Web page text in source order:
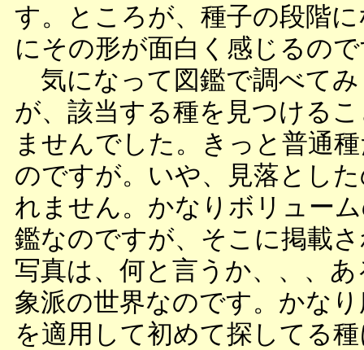
す。ところが、種子の段階
にその形が面白く感じるの
気になって図鑑で調べて
が、該当する種を見つける
ませんでした。きっと普通
のですが。いや、見落とし
れません。かなりボリュー
鑑なのですが、そこに掲載
写真は、何と言うか、、、あ
象派の世界なのです。かな
を適用して初めて探してる